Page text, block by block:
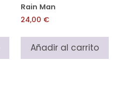
Rain Man
24,00 €
Añadir al carrito